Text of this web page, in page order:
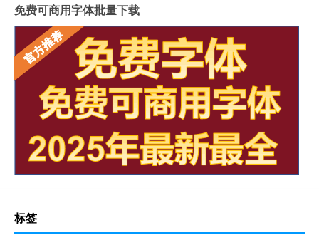
免费可商用字体批量下载
标签